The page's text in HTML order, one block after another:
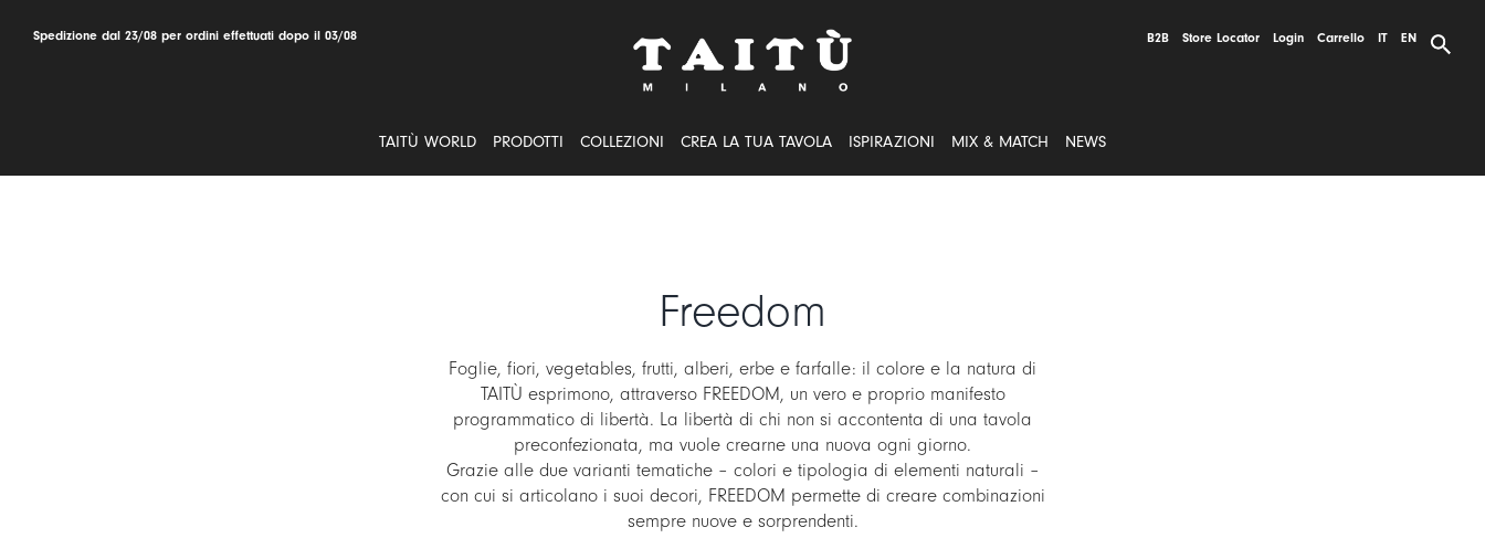
Spedizione dal 23/08 per ordini effettuati dopo il 03/08 B2B Store Locator Login Carrello IT EN
TAITÙ WORLD PRODOTTI COLLEZIONI CREA LA TUA TAVOLA ISPIRAZIONI MIX & MATCH NEWS
Freedom
Foglie, fiori, vegetables, frutti, alberi, erbe e farfalle: il colore e la natura di
TAITÙ esprimono, attraverso FREEDOM, un vero e proprio manifesto
programmatico di libertà. La libertà di chi non si accontenta di una tavola
preconfezionata, ma vuole crearne una nuova ogni giorno.
Grazie alle due varianti tematiche – colori e tipologia di elementi naturali –
con cui si articolano i suoi decori, FREEDOM permette di creare combinazioni
sempre nuove e sorprendenti.